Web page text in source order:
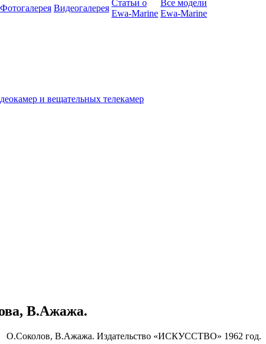
Фотогалерея Видеогалерея
Статьи о
Ewa-Marine
Все модели
Ewa-Marine
и вещательных телекамер
В.Ажажа.
О.Соколов, В.Ажажа. Издательство «ИСКУССТВО» 1962 год.